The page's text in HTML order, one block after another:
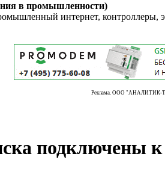
в промышленности)
интернет, контроллеры,
Реклама. ООО "АНАЛИТИК-
подключены к